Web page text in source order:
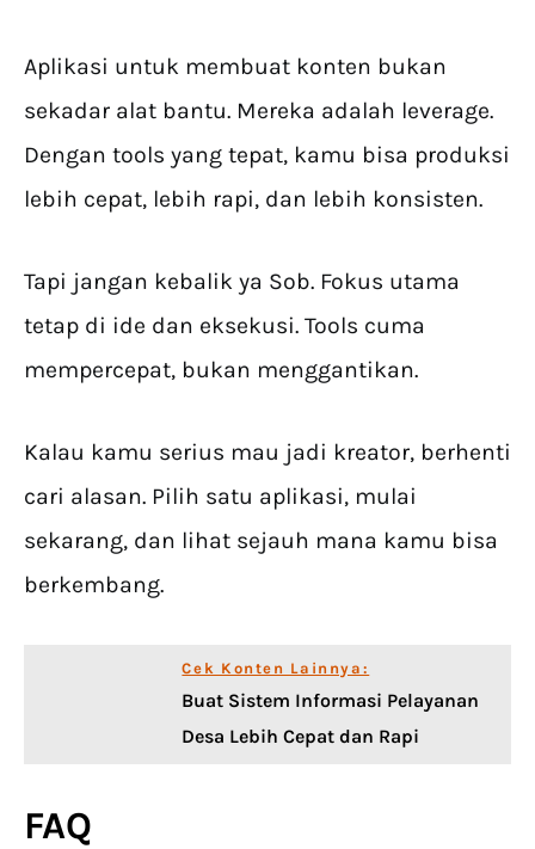
Aplikasi untuk membuat konten bukan
sekadar alat bantu. Mereka adalah leverage.
Dengan tools yang tepat, kamu bisa produksi
lebih cepat, lebih rapi, dan lebih konsisten.
Tapi jangan kebalik ya Sob. Fokus utama
tetap di ide dan eksekusi. Tools cuma
mempercepat, bukan menggantikan.
Kalau kamu serius mau jadi kreator, berhenti
cari alasan. Pilih satu aplikasi, mulai
sekarang, dan lihat sejauh mana kamu bisa
berkembang.
Cek Konten Lainnya:
Buat Sistem Informasi Pelayanan
Desa Lebih Cepat dan Rapi
FAQ